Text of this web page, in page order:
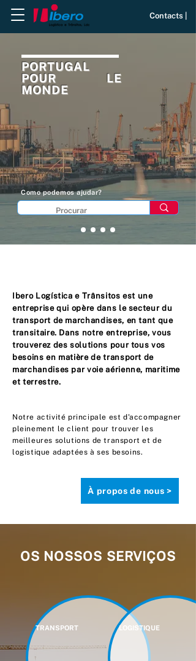
Contacts |
PORTUGAL
POUR LE
MONDE
Como podemos ajudar?
Ibero Logística e Trânsitos est une
entreprise qui opère dans le secteur du
transport de marchandises, en tant que
transitaire. Dans notre entreprise, vous
trouverez des solutions pour tous vos
besoins en matière de transport de
marchandises par voie aérienne, maritime
et terrestre.
Notre activité principale est d'accompagner
pleinement le client pour trouver les
meilleures solutions de transport et de
logistique adaptées à ses besoins.
À propos de nous >
OS NOSSOS SERVIÇOS
TRANSPORT LOGISTIQUE